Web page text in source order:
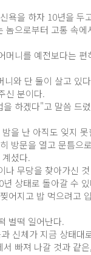
욕을 하자 10년을 두
으로부터 고통 속
니를 예전보다는
니와 단 둘이 살고 있
신 분이다.
하겠다"고 말씀 드
을 난 아직도 잊지 못
방문을 열고 문틈으
셨다.
나 무당을 찾아가신
상태로 돌아갈 수
어지고 밥 먹으려고
벌떡 일어난다.
신체가 지금 상태대
빠져 나갈 것과 같